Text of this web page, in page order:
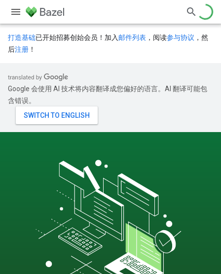
打造基础已开始招募创始会员！加入 邮件列表 ，阅读参与协议 ，然
后注册 ！
Google 会使用 AI 技术将内容翻译成您偏好的语言。AI 翻译可能包
含错误。